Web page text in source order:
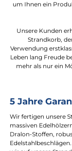
um Ihnen ein
Unsere Kunden
Strandkorb,
Verwendung
Leben lang Freude
mehr als nur ein
5 Jahre
Wir fertigen unsere
massiven
Dralon-Stoffen,